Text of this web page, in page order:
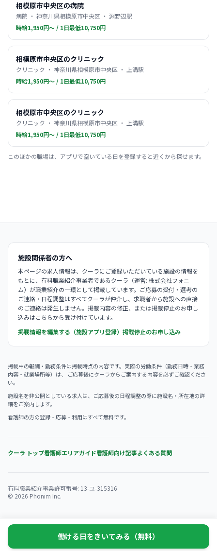
相模原市中央区の病院
病院 ・ 神奈川県相模原市中央区 ・ 淵野辺駅
時給1,950円〜 / 1日最低10,750円
相模原市中央区のクリニック
クリニック ・ 神奈川県相模原市中央区 ・ 上溝駅
時給1,950円〜 / 1日最低10,750円
相模原市中央区のクリニック
クリニック ・ 神奈川県相模原市中央区 ・ 上溝駅
時給1,950円〜 / 1日最低10,750円
このほかの職場は、アプリで空いている日を登録すると近くから探せます。
施設関係者の方へ
本ページの求人情報は、クーラにご登録いただいている施設の情報を
もとに、有料職業紹介事業者であるクーラ（運営: 株式会社フォニ
ム）が職業紹介の一環として掲載しています。ご応募の受付・選考の
ご連絡・日程調整はすべてクーラが仲介し、求職者から施設への直接
のご連絡は発生しません。掲載内容の修正、または掲載停止のお申し
込みはこちらから受け付けています。
掲載情報を編集する（施設アプリ登録） 掲載停止のお申し込み
掲載中の報酬・勤務条件は掲載時点の内容です。実際の労働条件（勤務日時・業務
内容・就業場所等）は、 ご応募後にクーラからご案内する内容を必ずご確認くださ
い。
施設名を非公開としている求人は、ご応募後の日程調整の際に施設名・所在地の詳
細をご案内します。
看護師の方の登録・応募・利用はすべて無料です。
クーラ トップ看護師エリアガイド看護師向け記事よくある質問
有料職業紹介事業許可番号: 13-ユ-315316
© 2026 Phonim Inc.
働ける日をきいてみる（無料）